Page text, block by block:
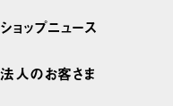
ショップニュース
法人のお客さま